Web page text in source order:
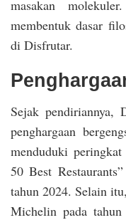
masakan
membentuk dasar
di Disfrutar.
Sejak pendiriannya,
penghargaan
menduduki
50 Best
tahun 2024. Selain
Michelin pada tahun